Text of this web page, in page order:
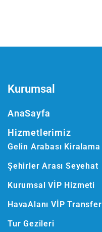
Kurumsal
AnaSayfa
Hizmetlerimiz
Gelin Arabası Kiralama
Şehirler Arası Seyehat
Kurumsal VİP Hizmeti
HavaAlanı VİP Transfer
Tur Gezileri